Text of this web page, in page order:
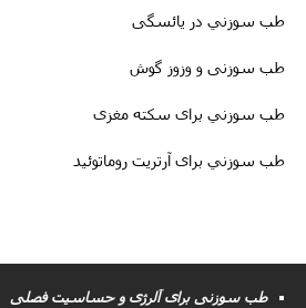
طب سوزني در یائسگی
طب سوزنی و وزوز گوش
طب سوزني برای سکته مغزى
طب سوزني برای آرتریت روماتوئید
طب سوزنی برای آلرژی و حساسیت فصلی